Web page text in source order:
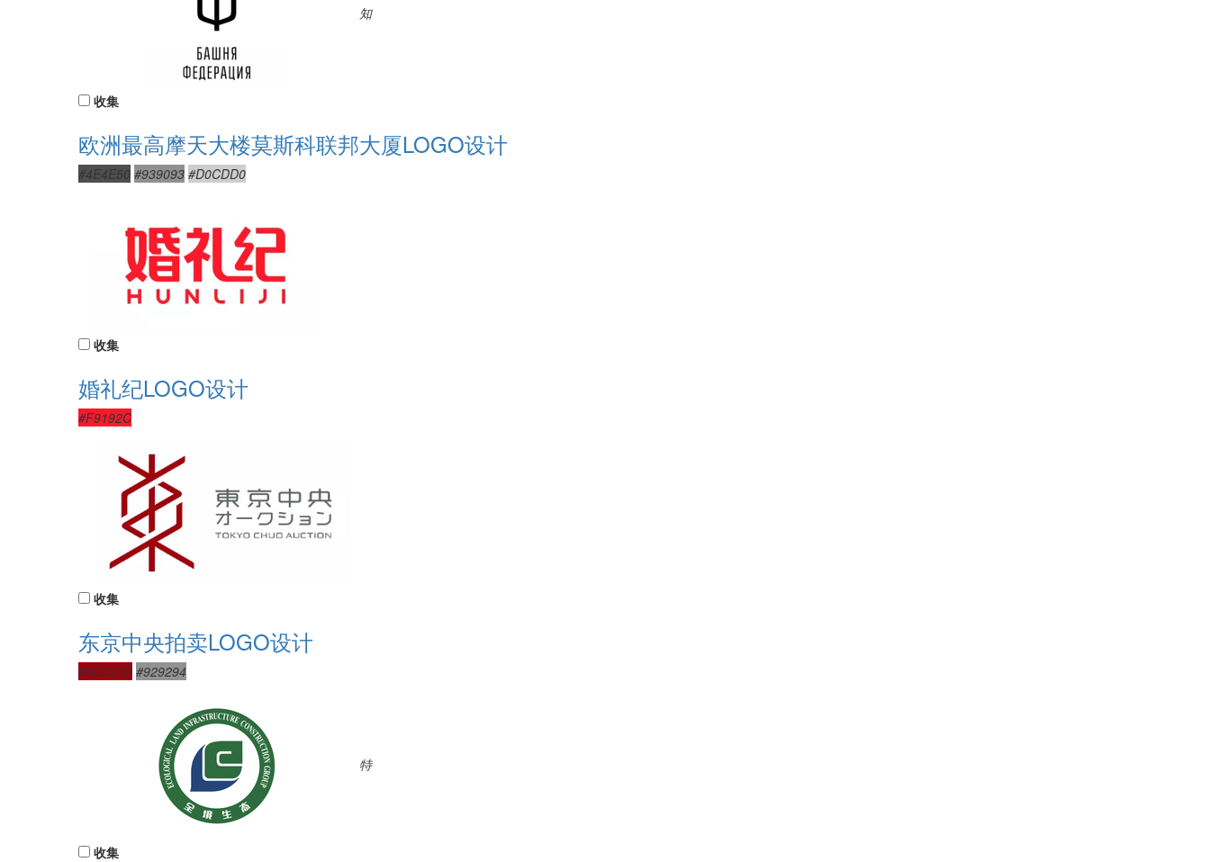
知
收集
欧洲最高摩天大楼莫斯科联邦大厦LOGO设计
#4E4E50 #939093 #D0CDD0
收集
婚礼纪LOGO设计
#F9192C
收集
东京中央拍卖LOGO设计
#9C020D #929294
特
收集